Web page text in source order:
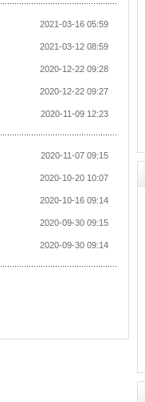
2021-03-16 05:59
2021-03-12 08:59
2020-12-22 09:28
2020-12-22 09:27
2020-11-09 12:23
2020-11-07 09:15
2020-10-20 10:07
2020-10-16 09:14
2020-09-30 09:15
2020-09-30 09:14